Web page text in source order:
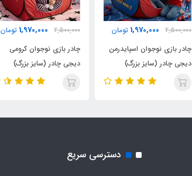
2,500,000
1,970,000 تومان
چادر بازی نوجوان اسپایدرمن
دیجی چادر (سایز بزرگ)
2,500,000
1,970,000 تومان
چادر بازی نوجوان کرومی
دیجی چادر (سایز بزرگ)
دسترسی سریع